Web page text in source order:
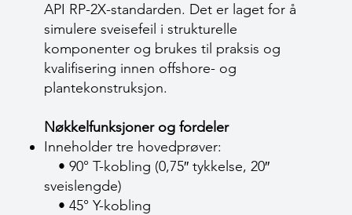
API RP-2X-standarden. Det er laget for å
simulere sveisefeil i strukturelle
komponenter og brukes til praksis og
kvalifisering innen offshore- og
plantekonstruksjon.
Nøkkelfunksjoner og fordeler
Inneholder tre hovedprøver:
• 90° T-kobling (0,75″ tykkelse, 20″
sveislengde)
• 45° Y-kobling